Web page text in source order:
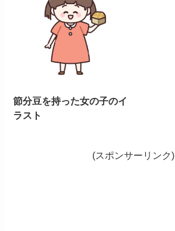
節分豆を持った女の子のイ
ラスト
(スポンサーリンク)